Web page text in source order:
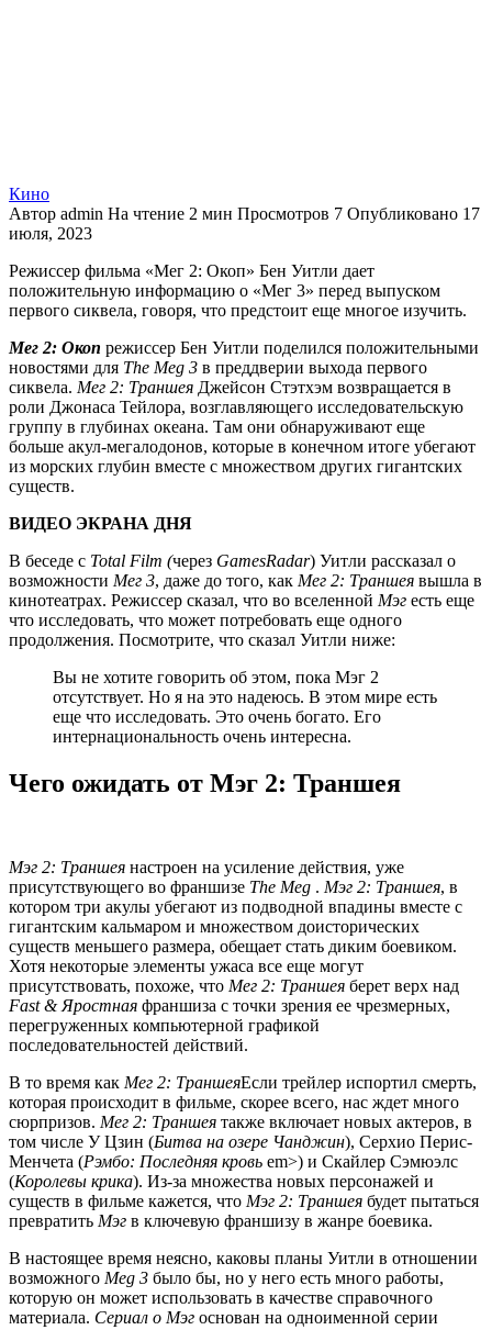
Кино
Автор admin На чтение 2 мин Просмотров 7 Опубликовано 17
июля, 2023
Режиссер фильма «Мег 2: Окоп» Бен Уитли дает
положительную информацию о «Мег 3» перед выпуском
первого сиквела, говоря, что предстоит еще многое изучить.
Мег 2: Окоп режиссер Бен Уитли поделился положительными
новостями для The Meg 3 в преддверии выхода первого
сиквела. Мег 2: Траншея Джейсон Стэтхэм возвращается в
роли Джонаса Тейлора, возглавляющего исследовательскую
группу в глубинах океана. Там они обнаруживают еще
больше акул-мегалодонов, которые в конечном итоге убегают
из морских глубин вместе с множеством других гигантских
существ.
ВИДЕО ЭКРАНА ДНЯ
В беседе с Total Film (через GamesRadar) Уитли рассказал о
возможности Мег 3, даже до того, как Мег 2: Траншея вышла в
кинотеатрах. Режиссер сказал, что во вселенной Мэг есть еще
что исследовать, что может потребовать еще одного
продолжения. Посмотрите, что сказал Уитли ниже:
Вы не хотите говорить об этом, пока Мэг 2
отсутствует. Но я на это надеюсь. В этом мире есть
еще что исследовать. Это очень богато. Его
интернациональность очень интересна.
Чего ожидать от Мэг 2: Траншея
Мэг 2: Траншея настроен на усиление действия, уже
присутствующего во франшизе The Meg . Мэг 2: Траншея, в
котором три акулы убегают из подводной впадины вместе с
гигантским кальмаром и множеством доисторических
существ меньшего размера, обещает стать диким боевиком.
Хотя некоторые элементы ужаса все еще могут
присутствовать, похоже, что Мег 2: Траншея берет верх над
Fast & Яростная франшиза с точки зрения ее чрезмерных,
перегруженных компьютерной графикой
последовательностей действий.
В то время как Мег 2: ТраншеяЕсли трейлер испортил смерть,
которая происходит в фильме, скорее всего, нас ждет много
сюрпризов. Мег 2: Траншея также включает новых актеров, в
том числе У Цзин (Битва на озере Чанджин), Серхио Перис-
Менчета (Рэмбо: Последняя кровь em>) и Скайлер Сэмюэлс
(Королевы крика). Из-за множества новых персонажей и
существ в фильме кажется, что Мэг 2: Траншея будет пытаться
превратить Мэг в ключевую франшизу в жанре боевика.
В настоящее время неясно, каковы планы Уитли в отношении
возможного Meg 3 было бы, но у него есть много работы,
которую он может использовать в качестве справочного
материала. Сериал о Мэг основан на одноименной серии